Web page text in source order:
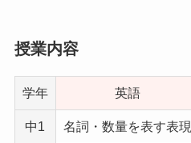
授業内容
学年 英語
中1 名詞・数量を表す表現